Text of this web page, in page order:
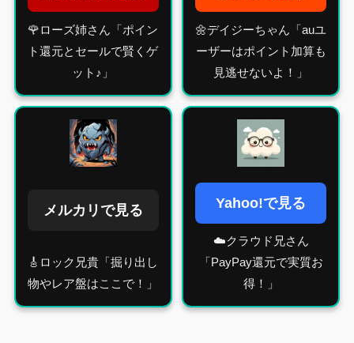
🌹ローズ姉さん「ポイン
ト還元とセールで賢くゲ
ット♪」
🌼デイジーちゃん「auユ
ーザーはポイント加算も
見逃せないよ！」
メルカリで見る
🎸ロック兄貴「掘り出し
物やレア盤はここで！」
Yahoo!で見る
☁️クラウド兄さん
「PayPay還元で実質お
得！」